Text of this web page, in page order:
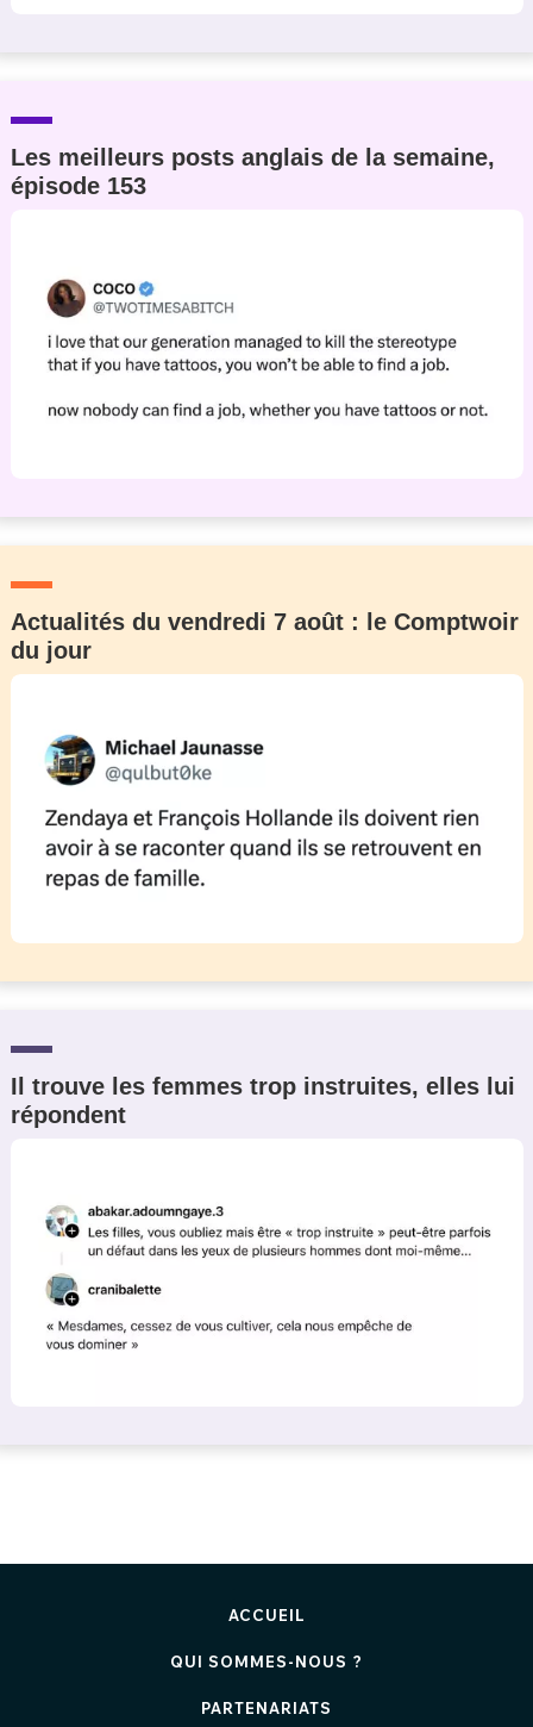
Les meilleurs posts anglais de la semaine,
épisode 153
Actualités du vendredi 7 août : le Comptwoir
du jour
Il trouve les femmes trop instruites, elles lui
répondent
ACCUEIL
QUI SOMMES-NOUS ?
PARTENARIATS